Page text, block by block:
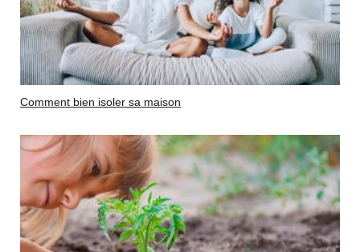
Comment bien isoler sa maison